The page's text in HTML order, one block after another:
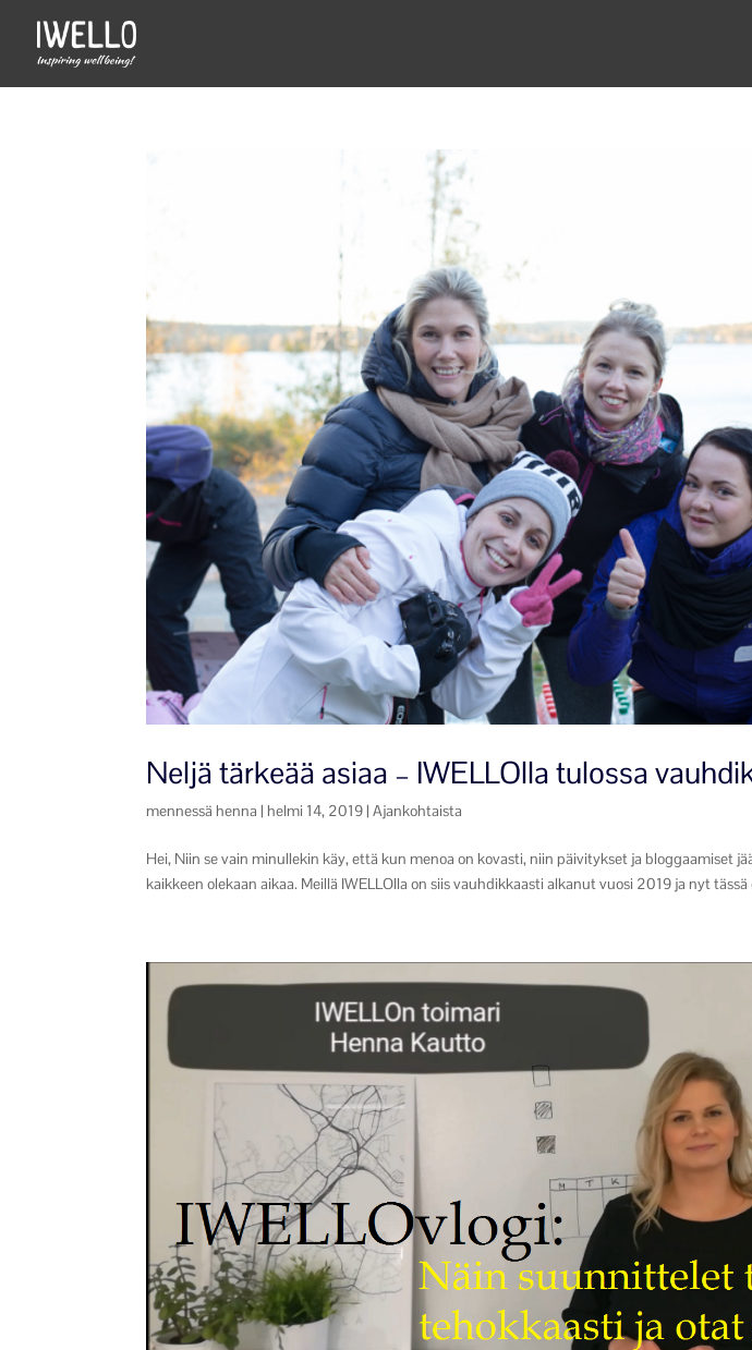
Neljä tärkeää asiaa – IWELLOlla tulossa
mennessä henna | helmi 14, 2019|Ajankohtaista
Hei, Niin se vain minullekin käy, että kun menoa on kovasti, niin päivitykset ja bloggaamiset
kaikkeen olekaan aikaa. Meillä IWELLOlla on siis vauhdikkaasti alkanut vuosi 2019 ja nyt